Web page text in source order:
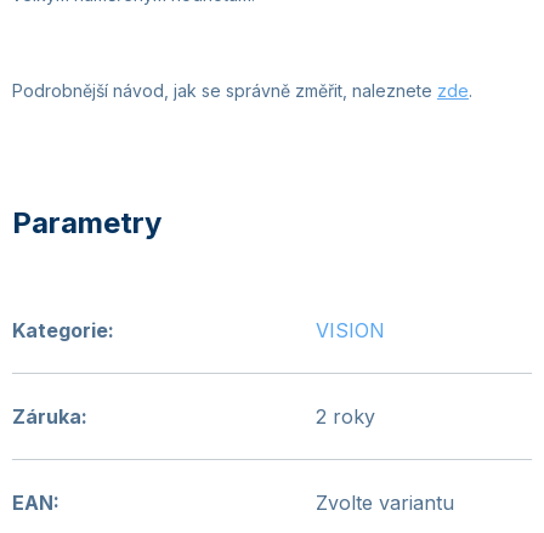
Podrobnější návod, jak se správně změřit, naleznete zde.
Kategorie: VISION
Záruka: 2 roky
EAN: Zvolte variantu